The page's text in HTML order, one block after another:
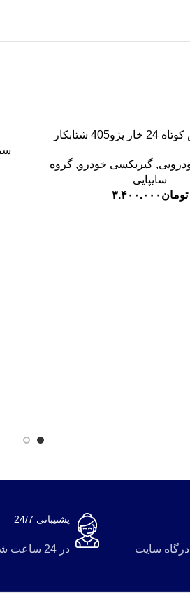
شتابکار
,گیربکسی خودرو,گروه
سایپایی
تومان ۳.۴۰۰.۰۰۰
درگاه سایت
پشتیبانی 24/7
در 24 ساعت شبانه روز